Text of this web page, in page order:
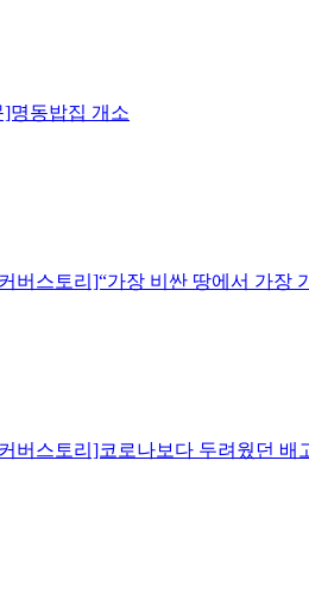
명동밥집 개소
버스토리]“가장 비싼 땅에서 가장
버스토리]코로나보다 두려웠던